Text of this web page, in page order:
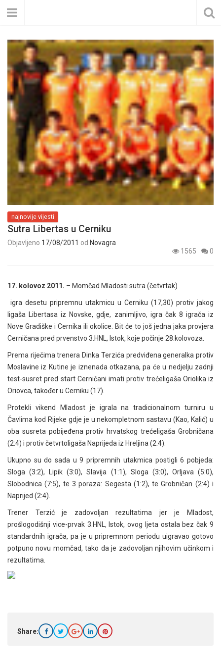
najnovije vijesti
Sutra Libertas u Cerniku
Objavljeno 17/08/2011 od Novagra
1565
0
17. kolovoz 2011. – Momčad Mladosti sutra (četvrtak)
igra desetu pripremnu utakmicu u Cerniku (17,30) protiv jakog
ligaša Libertasa iz Novske, gdje, zanimljivo, igra čak 8 igrača iz
Nove Gradiške i Cernika ili okolice. Bit će to još jedna jaka provjera
Cerničana pred prvenstvo 3.HNL, Istok, koje počinje 28.kolovoza.
Prema riječima trenera Dinka Terzića predviđena generalka protiv
Moslavine iz Kutine je iznenada otkazana, pa će u nedjelju zadnji
test-susret pred start Cerničani imati protiv trećeligaša Oriolika iz
Oriovca, također u Cerniku (17).
Protekli vikend Mladost je igrala na tradicionalnom turniru u
Čavlima kod Rijeke gdje je u nekompletnom sastavu (Kao, Kalić) u
oba susreta pobijeđena protiv hrvatskog trećeligaša Grobničana
(2:4) i protiv četvrtoligaša Naprijeda iz Hreljina (2:4).
Ukupno su do sada u 9 pripremnih utakmica postigli 6 pobjeda:
Sloga (3:2), Lipik (3:0), Slavija (1:1), Sloga (3:0), Orljava (5:0),
Slobodnica (7:5), te 3 poraza: Segesta (1:2), te Grobničan (2:4) i
Naprijed (2:4).
Trener Terzić je zadovoljan rezultatima jer je Mladost,
prošlogodišnji vice-prvak 3.HNL, Istok, ovog ljeta ostala bez čak 9
standardnih igrača, pa je u pripremnom periodu uigravao gotovo
potpuno novu momčad, tako da je zadovoljan njihovim učinkom i
rezultatima.
Share: